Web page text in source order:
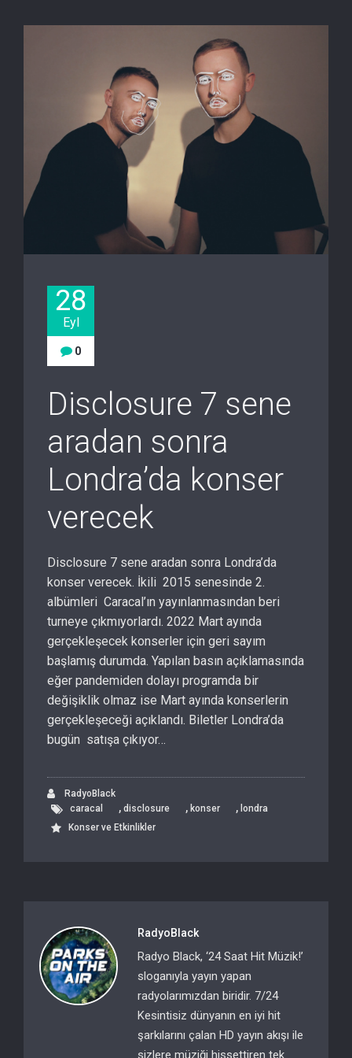
28
Eyl
0
Disclosure 7 sene
aradan sonra
Londra’da konser
verecek
Disclosure 7 sene aradan sonra Londra’da
konser verecek. İkili 2015 senesinde 2.
albümleri Caracal’ın yayınlanmasından beri
turneye çıkmıyorlardı. 2022 Mart ayında
gerçekleşecek konserler için geri sayım
başlamış durumda. Yapılan basın açıklamasında
eğer pandemiden dolayı programda bir
değişiklik olmaz ise Mart ayında konserlerin
gerçekleşeceği açıklandı. Biletler Londra’da
bugün satışa çıkıyor…
RadyoBlack
caracal
, disclosure , konser , londra
Konser ve Etkinlikler
RadyoBlack
Radyo Black, ‘24 Saat Hit Müzik!’
sloganıyla yayın yapan
radyolarımızdan biridir. 7/24
Kesintisiz dünyanın en iyi hit
şarkılarını çalan HD yayın akışı ile
sizlere müziği hissettiren tek